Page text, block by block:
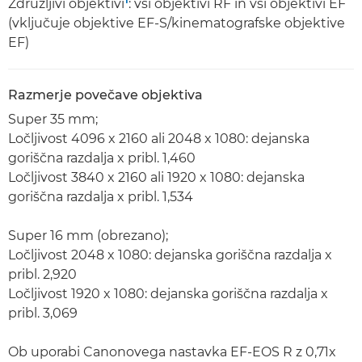
Združljivi objektivi : vsi objektivi RF in vsi objektivi EF
(vključuje objektive EF-S/kinematografske objektive
EF)
Razmerje povečave objektiva
Super 35 mm;
Ločljivost 4096 x 2160 ali 2048 x 1080: dejanska
goriščna razdalja x pribl. 1,460
Ločljivost 3840 x 2160 ali 1920 x 1080: dejanska
goriščna razdalja x pribl. 1,534
Super 16 mm (obrezano);
Ločljivost 2048 x 1080: dejanska goriščna razdalja x
pribl. 2,920
Ločljivost 1920 x 1080: dejanska goriščna razdalja x
pribl. 3,069
Ob uporabi Canonovega nastavka EF-EOS R z 0,71x